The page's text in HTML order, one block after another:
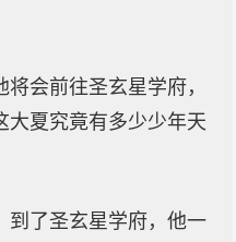
会前往圣玄星学府，
大夏究竟有多少少年天
到了圣玄星学府，他一